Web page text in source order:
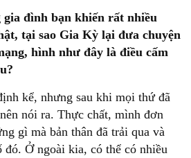
đình bạn khiến rất nhiều
tại sao Gia Kỳ lại đưa chuyện
hình như đây là điều cấm
kể, nhưng sau khi mọi thứ đã
nói ra. Thực chất, mình đơn
gì mà bản thân đã trải qua và
Ở ngoài kia, có thể có nhiều